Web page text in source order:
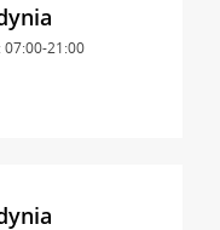
07:00-21:00